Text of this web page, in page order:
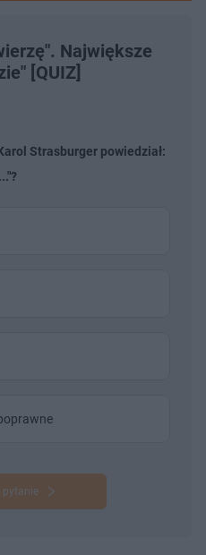
Największe
[QUIZ]
Strasburger powiedział:
pytanie